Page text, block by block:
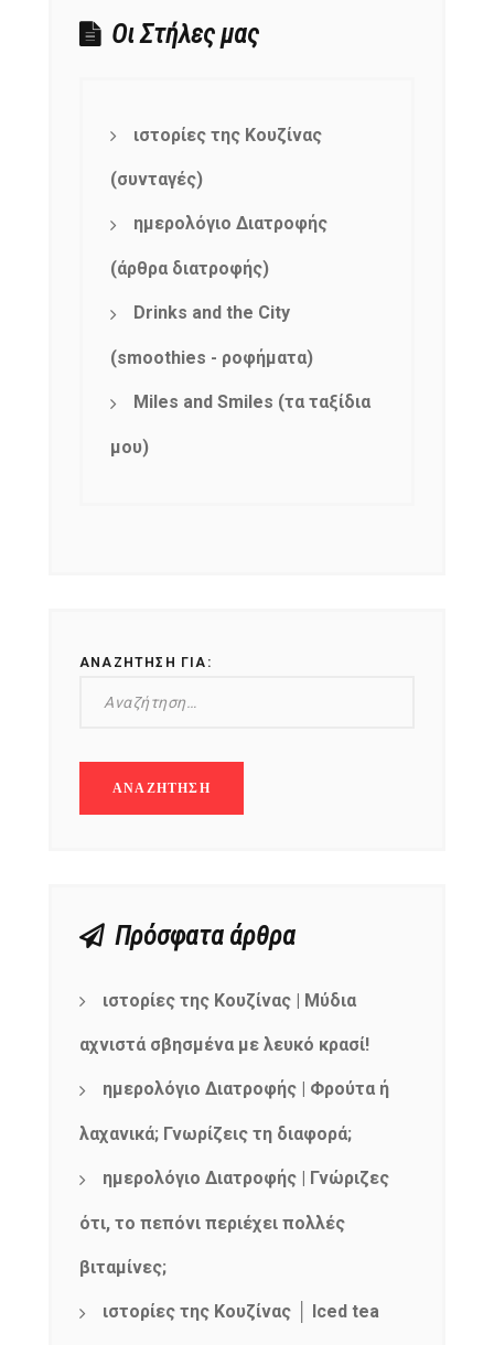
Οι Στήλες μας
ιστορίες της Κουζίνας
(συνταγές)
ημερολόγιο Διατροφής
(άρθρα διατροφής)
Drinks and the City
(smoothies - ροφήματα)
Miles and Smiles (τα ταξίδια
μου)
ΑΝΑΖΉΤΗΣΗ ΓΙΑ:
Πρόσφατα άρθρα
ιστορίες της Κουζίνας | Μύδια
αχνιστά σβησμένα με λευκό κρασί!
ημερολόγιο Διατροφής | Φρούτα ή
λαχανικά; Γνωρίζεις τη διαφορά;
ημερολόγιο Διατροφής | Γνώριζες
ότι, το πεπόνι περιέχει πολλές
βιταμίνες;
ιστορίες της Κουζίνας │ Iced tea